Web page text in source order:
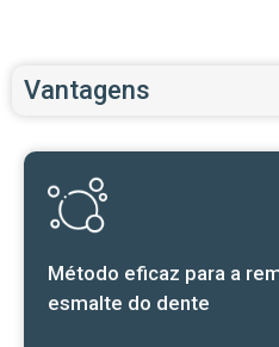
Vantagens
Método eficaz para a
esmalte do dente